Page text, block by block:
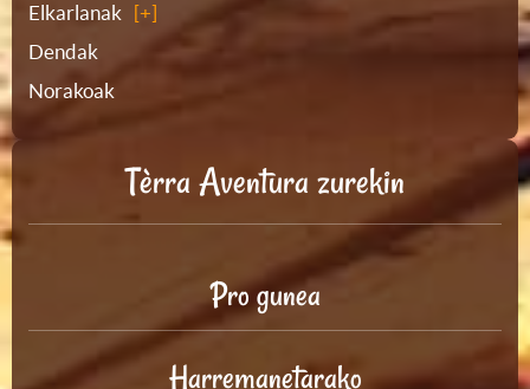
Elkarlanak
Dendak
Norakoak
Tèrra Aventura zurekin
Pro gunea
Harremanetarako